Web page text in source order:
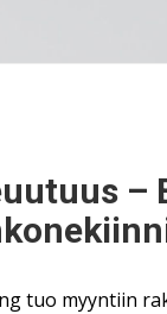
–
tuo myyntiin